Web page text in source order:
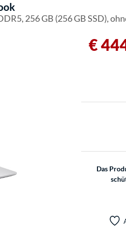
256 GB (256 GB SSD),
€
Das